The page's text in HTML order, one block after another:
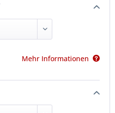
Mehr Informationen